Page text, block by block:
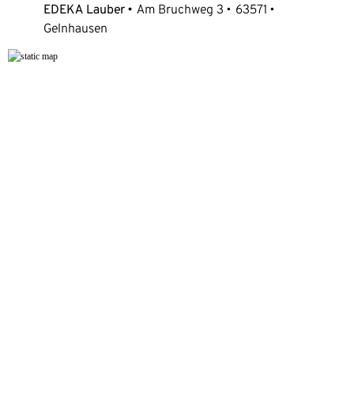
EDEKA Lauber Am Bruchweg 3
63571
Gelnhausen